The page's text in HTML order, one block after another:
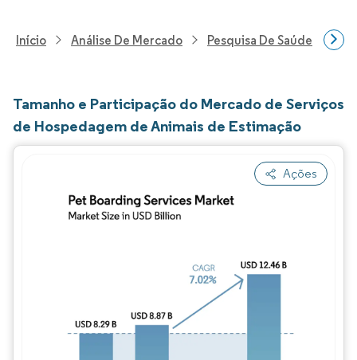
Início Análise De Mercado Pesquisa De Saúde
Tamanho e Participação do Mercado de Serviços
de Hospedagem de Animais de Estimação
Ações